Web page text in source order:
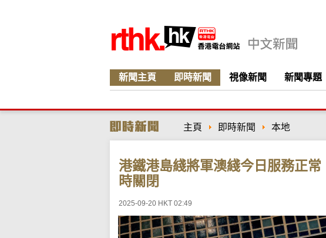
新聞主頁 即時新聞 視像新聞 新聞專題
主頁 即時新聞 本地
港鐵港島綫將軍澳綫今日服務正
時關閉
2025-09-20 HKT 02:49